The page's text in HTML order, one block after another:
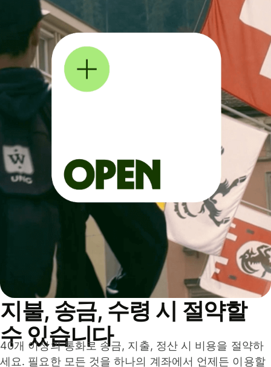
지불, 송금, 수령 시 절약할
수 있습니다
40개 이상의 통화로 송금, 지출, 정산 시 비용을 절약하
세요. 필요한 모든 것을 하나의 계좌에서 언제든 이용할